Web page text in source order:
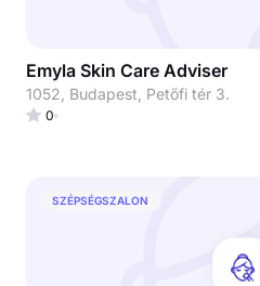
Emyla Skin Care Adviser
1052, Budapest, Petőfi tér 3.
0
SZÉPSÉGSZALON